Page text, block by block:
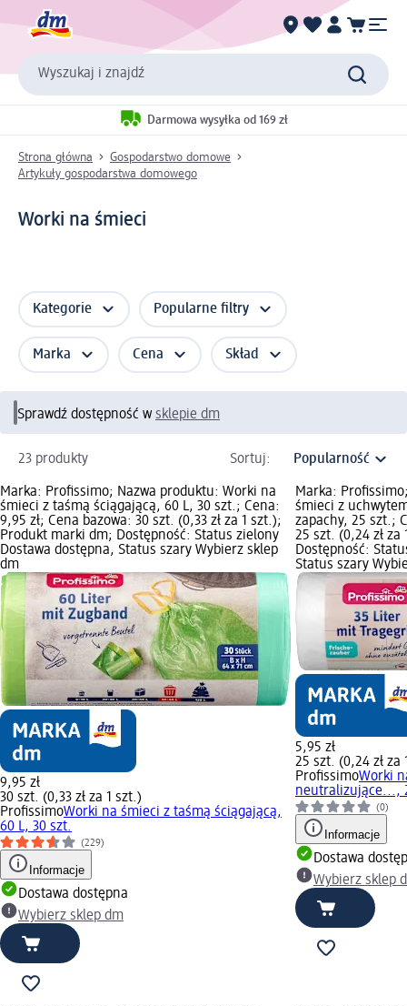
Wyszukaj i znajdź
Darmowa wysyłka od 169 zł
Strona główna
Gospodarstwo domowe
Artykuły gospodarstwa domowego
Worki na śmieci
Kategorie Popularne filtry
Marka Cena Skład
Sprawdź dostępność w sklepie dm
23 produkty Sortuj:
Marka: Profissimo; Nazwa produktu: Worki na
śmieci z taśmą ściągającą, 60 L, 30 szt.; Cena:
9,95 zł; Cena bazowa: 30 szt. (0,33 zł za 1 szt.);
Produkt marki dm; Dostępność: Status zielony
Dostawa dostępna, Status szary Wybierz sklep
dm
9,95 zł
30 szt. (0,33 zł za 1 szt.)
ProfissimoWorki na śmieci z taśmą ściągającą,
60 L, 30 szt.
(229)
Informacje
Dostawa dostępna
Wybierz sklep dm
Marka:
śmieci z
zapachy, 25 szt.;
25 szt. (0,24 zł
Dostępność:
Status szary
5,95 zł
25 szt. (0,24 zł za
ProfissimoWorki
neutralizujące...,
(0)
Informacje
Dostawa
Wybierz sklep